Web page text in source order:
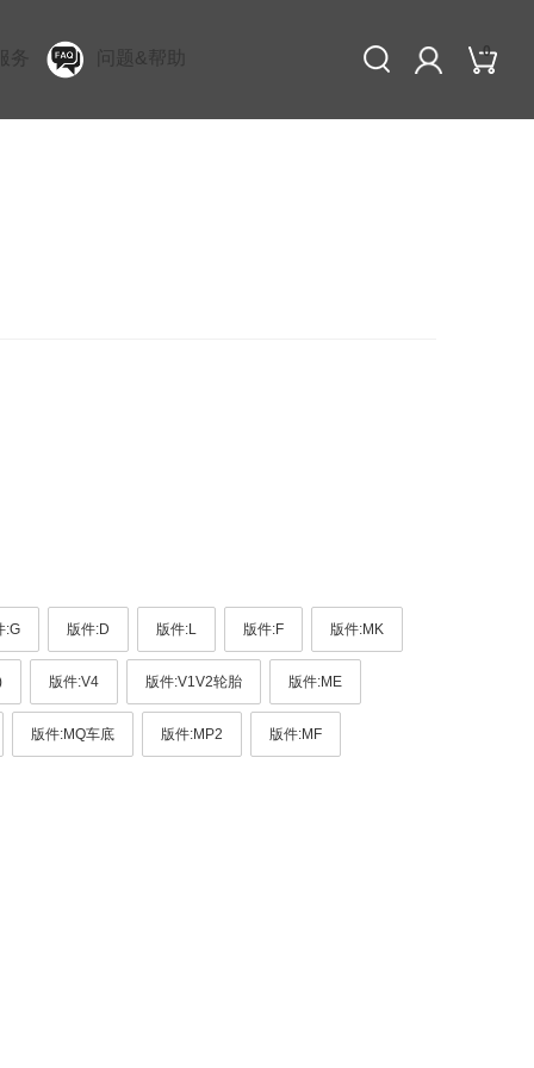
务 问题&帮助 0
:G 版件:D 版件:L 版件:F 版件:MK
版件:V4 版件:V1V2轮胎 版件:ME
版件:MQ车底 版件:MP2 版件:MF